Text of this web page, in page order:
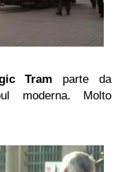
Tram parte da
moderna. Molto